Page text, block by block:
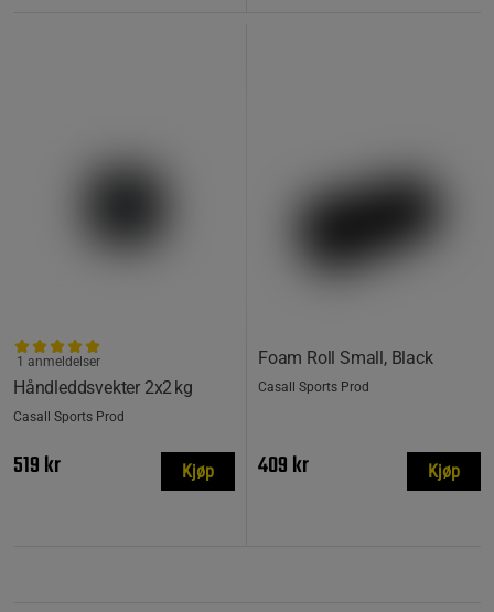
Håndleddsvekter 2x2 kg
1 anmeldelser
Casall Sports Prod
519 kr Kjøp
Foam Roll Small, Black
Casall Sports Prod
409 kr Kjøp